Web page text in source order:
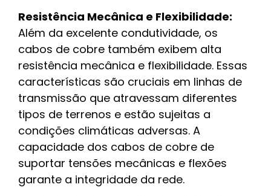
Resistência Mecânica e Flexibilidade:
Além da excelente condutividade, os
cabos de cobre também exibem alta
resistência mecânica e flexibilidade. Essas
características são cruciais em linhas de
transmissão que atravessam diferentes
tipos de terrenos e estão sujeitas a
condições climáticas adversas. A
capacidade dos cabos de cobre de
suportar tensões mecânicas e flexões
garante a integridade da rede.